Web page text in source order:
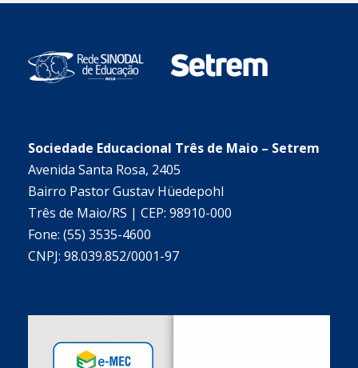
Sociedade Educacional Três de Maio – Setrem
Avenida Santa Rosa, 2405
Bairro Pastor Gustav Hüedepohl
Três de Maio/RS | CEP: 98910-000
Fone: (55) 3535-4600
CNPJ: 98.039.852/0001-97